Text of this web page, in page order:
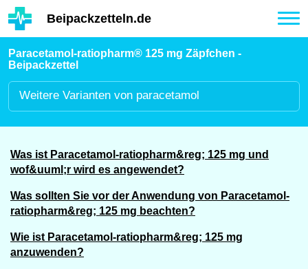
Hauptinhalt
Beipackzetteln.de
Paracetamol-ratiopharm® 125 mg Zäpfchen -
Beipackzettel
Weitere Varianten von paracetamol
Was ist Paracetamol-ratiopharm&reg; 125 mg und
wof&uuml;r wird es angewendet?
Was sollten Sie vor der Anwendung von Paracetamol-
ratiopharm&reg; 125 mg beachten?
Wie ist Paracetamol-ratiopharm&reg; 125 mg
anzuwenden?